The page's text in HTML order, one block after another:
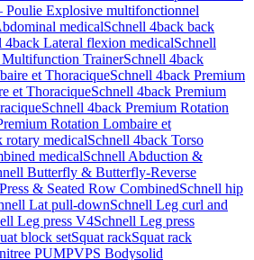
Poulie Explosive multifonctionnel
medicalSchnell 4back back
4back Lateral flexion medicalSchnell
TrainerSchnell 4back
et ThoraciqueSchnell 4back Premium
et ThoraciqueSchnell 4back Premium
Schnell 4back Premium Rotation
Rotation Lombaire et
rotary medicalSchnell 4back Torso
medicalSchnell Abduction &
Butterfly & Butterfly-Reverse
& Seated Row CombinedSchnell hip
Lat pull-downSchnell Leg curl and
Leg press V4Schnell Leg press
block setSquat rackSquat rack
PUMPVPS Bodysolid